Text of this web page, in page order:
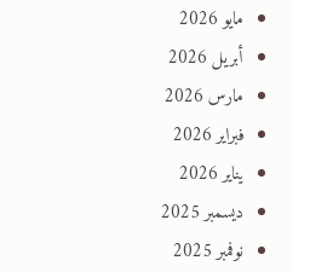
مايو 2026
أبريل 2026
مارس 2026
فبراير 2026
يناير 2026
ديسمبر 2025
نوفمبر 2025